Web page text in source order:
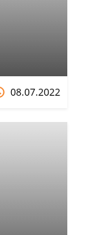
08.07.2022